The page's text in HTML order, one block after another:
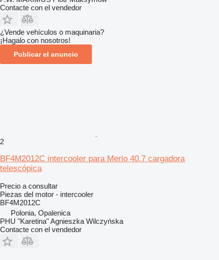
Contacte con el vendedor
¿Vende vehículos o maquinaria?
¡Hagalo con nosotros!
Publicar el anuncio
2
BF4M2012C intercooler para Merlo 40.7 cargadora
telescópica
Precio a consultar
Piezas del motor - intercooler
BF4M2012C
Polonia, Opalenica
PHU "Karetina" Agnieszka Wilczyńska
Contacte con el vendedor